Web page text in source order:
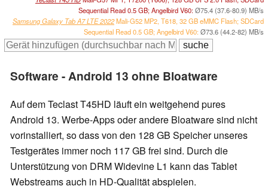
Sequential Read 0.5 GB; Angelbird V60:Ø75.4 (37.6-80.9) MB/s
Samsung Galaxy Tab A7 LTE 2022Mali-G52 MP2, T618, 32 GB eMMC Flash; SDCard
Sequential Read 0.5 GB; Angelbird V60:Ø73.6 (44.2-82) MB/s
Software - Android 13 ohne Bloatware
Auf dem Teclast T45HD läuft ein weitgehend pures
Android 13. Werbe-Apps oder andere Bloatware sind nicht
vorinstalliert, so dass von den 128 GB Speicher unseres
Testgerätes immer noch 117 GB frei sind. Durch die
Unterstützung von DRM Widevine L1 kann das Tablet
Webstreams auch in HD-Qualität abspielen.